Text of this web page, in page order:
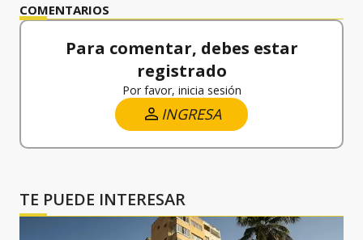
COMENTARIOS
Para comentar, debes estar
registrado
Por favor, inicia sesión
INGRESA
TE PUEDE INTERESAR